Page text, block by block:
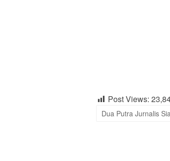
Post Views:
Dua Putra Jurnalis